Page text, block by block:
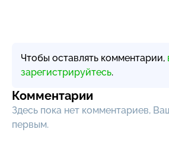
Чтобы оставлять комментарии,
зарегистрируйтесь.
Комментарии
Здесь пока нет комментариев,
первым.